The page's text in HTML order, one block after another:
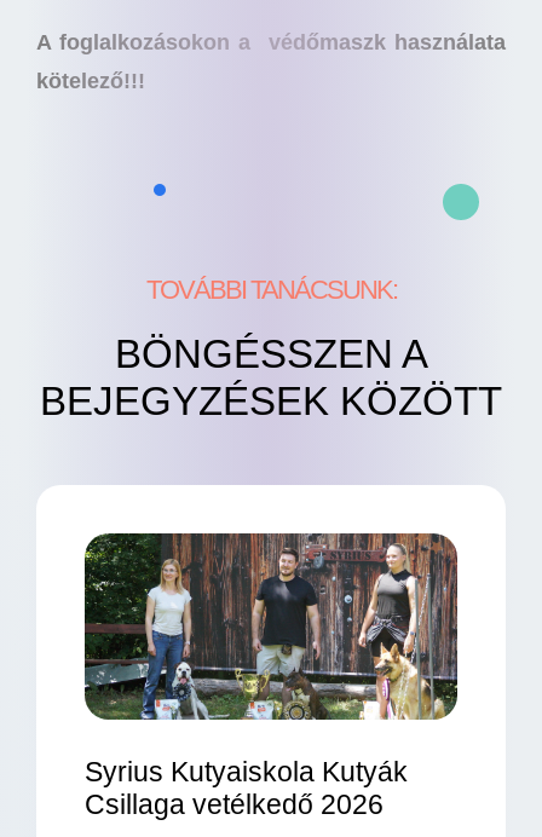
A foglalkozásokon a védőmaszk használata
kötelező!!!
TOVÁBBI TANÁCSUNK:
BÖNGÉSSZEN A
BEJEGYZÉSEK KÖZÖTT
Syrius Kutyaiskola Kutyák
Csillaga vetélkedő 2026